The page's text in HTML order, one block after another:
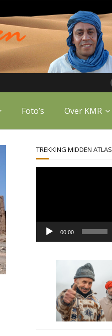
Foto’s Over KMR
TREKKING MIDDEN ATLAS
00:00